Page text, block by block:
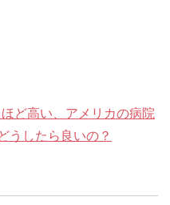
ど高い、アメリカの病院
うしたら良いの？